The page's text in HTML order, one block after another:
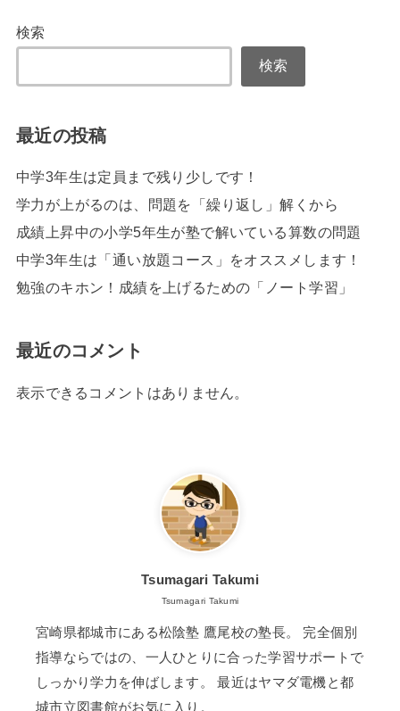
検索
検索
最近の投稿
中学3年生は定員まで残り少しです！
学力が上がるのは、問題を「繰り返し」解くから
成績上昇中の小学5年生が塾で解いている算数の問題
中学3年生は「通い放題コース」をオススメします！
勉強のキホン！成績を上げるための「ノート学習」
最近のコメント
表示できるコメントはありません。
Tsumagari Takumi
Tsumagari Takumi
宮崎県都城市にある松陰塾 鷹尾校の塾長。 完全個別
指導ならではの、一人ひとりに合った学習サポートで
しっかり学力を伸ばします。 最近はヤマダ電機と都
城市立図書館がお気に入り。